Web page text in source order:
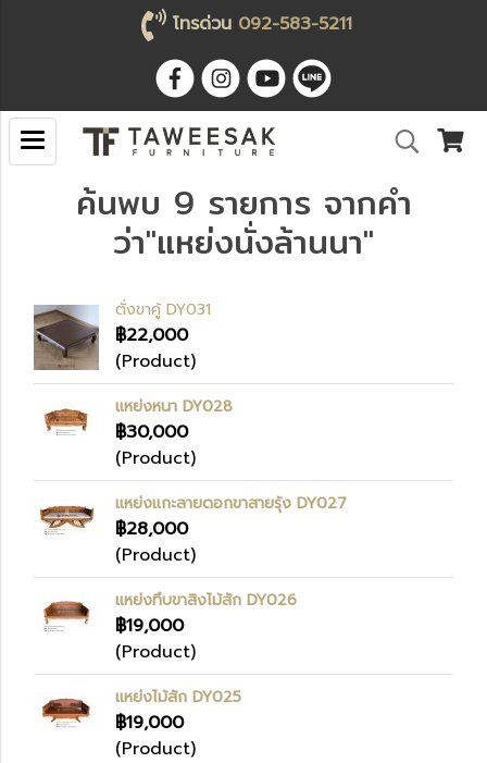
โทรด่วน 092-583-5211
ค้นพบ 9 รายการ จากคำ
ว่า"แหย่งนั่งล้านนา"
ตั่งขาคู้ DY031
฿22,000
(Product)
แหย่งหนา DY028
฿30,000
(Product)
แหย่งแกะลายดอกขาสายรุ้ง DY027
฿28,000
(Product)
แหย่งทึบขาสิงไม้สัก DY026
฿19,000
(Product)
แหย่งไม้สัก DY025
฿19,000
(Product)